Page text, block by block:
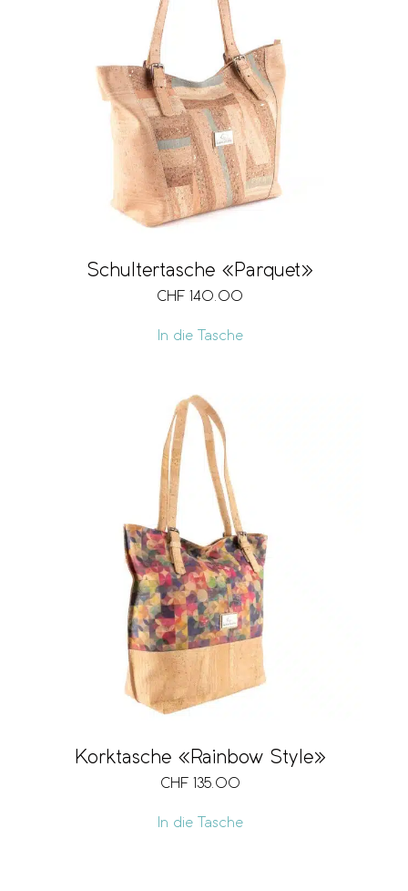
Schultertasche «Parquet»
CHF 140.00
In die Tasche
Korktasche «Rainbow Style»
CHF 135.00
In die Tasche